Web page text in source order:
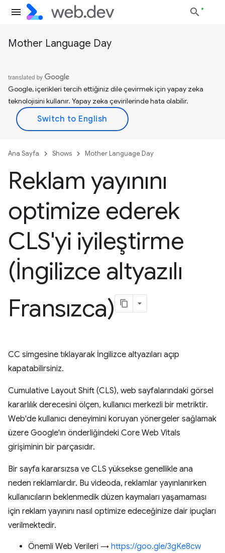
Mother Language Day
Google, içerikleri tercih ettiğiniz dile çevirmek için yapay zeka
teknolojisini kullanır. Yapay zeka çevirilerinde hata olabilir.
Ana Sayfa Shows Mother Language Day
Reklam yayınını
optimize ederek
CLS'yi iyileştirme
(İngilizce altyazılı
Fransızca)
CC simgesine tıklayarak İngilizce altyazıları açıp
kapatabilirsiniz.
Cumulative Layout Shift (CLS), web sayfalarındaki görsel
kararlılık derecesini ölçen, kullanıcı merkezli bir metriktir.
Web'de kullanıcı deneyimini koruyan yönergeler sağlamak
üzere Google'ın önderliğindeki Core Web Vitals
girişiminin bir parçasıdır.
Bir sayfa kararsızsa ve CLS yüksekse genellikle ana
neden reklamlardır. Bu videoda, reklamlar yayınlanırken
kullanıcıların beklenmedik düzen kaymaları yaşamaması
için reklam yayınını nasıl optimize edeceğinize dair ipuçları
verilmektedir.
Önemli Web Verileri → https://goo.gle/3gKe8cw